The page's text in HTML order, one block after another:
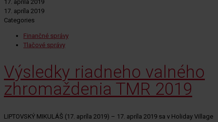
17. apríla 2019
17. apríla 2019
Categories
Finančné správy
Tlačové správy
Výsledky riadneho valného
zhromaždenia TMR 2019
LIPTOVSKÝ MIKULÁŠ (17. apríla 2019) – 17. apríla 2019 sa v Holiday Village